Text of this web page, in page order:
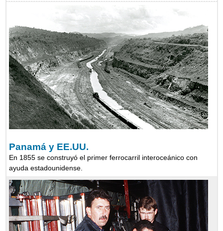
Panamá y EE.UU.
En 1855 se construyó el primer ferrocarril interoceánico con
ayuda estadounidense.